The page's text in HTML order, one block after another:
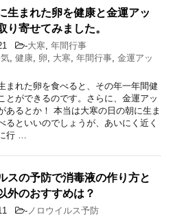
生まれた卵を健康と金運アッ
り寄せてみました。
-大寒, 年間行事
, 健康, 卵, 大寒, 年間行事, 金運アッ
まれた卵を食べると、その年一年間健
とができるのです。さらに、金運アッ
あるとか！ 本当は大寒の日の朝に生ま
るといいのでしょうが、あいにく近く
行 …
スの予防で消毒液の作り方と
外のおすすめは？
- ノロウイルス予防